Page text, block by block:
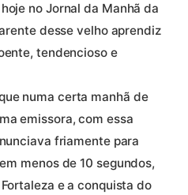
no Jornal da Manhã da
desse velho aprendiz
tendencioso e
numa certa manhã de
emissora, com essa
friamente para
menos de 10 segundos,
e a conquista do